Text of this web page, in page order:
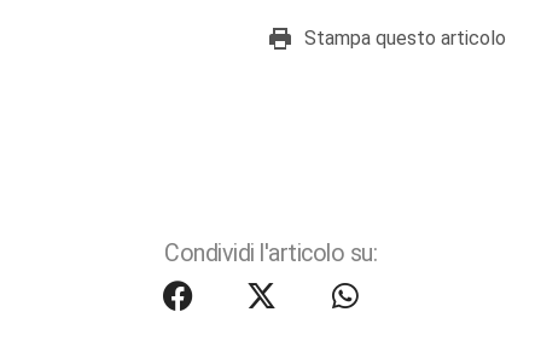
Stampa questo articolo
Condividi l'articolo su: